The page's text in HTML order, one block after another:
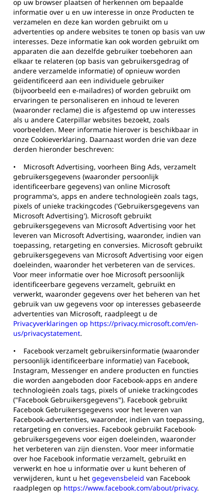
op uw browser plaatsen of herkennen om bepaalde
informatie over u en uw interesse in onze Producten te
verzamelen en deze kan worden gebruikt om u
advertenties op andere websites te tonen op basis van uw
interesses. Deze informatie kan ook worden gebruikt om
apparaten die aan dezelfde gebruiker toebehoren aan
elkaar te relateren (op basis van gebruikersgedrag of
andere verzamelde informatie) of opnieuw worden
geïdentificeerd aan een individuele gebruiker
(bijvoorbeeld een e-mailadres) of worden gebruikt om
ervaringen te personaliseren en inhoud te leveren
(waaronder reclame) die is afgestemd op uw interesses
als u andere Caterpillar websites bezoekt, zoals
voorbeelden. Meer informatie hierover is beschikbaar in
onze Cookieverklaring. Daarnaast worden drie van deze
derden hieronder beschreven:
•
Microsoft Advertising, voorheen Bing Ads, verzamelt
gebruikersgegevens (waaronder persoonlijk
identificeerbare gegevens) van online Microsoft
programma's, apps en andere technologieën zoals tags,
pixels of unieke trackingcodes ('Gebruikersgegevens van
Microsoft Advertising'). Microsoft gebruikt
gebruikersgegevens van Microsoft Advertising voor het
leveren van Microsoft Advertising, waaronder, indien van
toepassing, retargeting en conversies. Microsoft gebruikt
gebruikersgegevens van Microsoft Advertising voor eigen
doeleinden, waaronder het verbeteren van de services.
Voor meer informatie over hoe Microsoft persoonlijk
identificeerbare gegevens verzamelt, gebruikt en
verwerkt, waaronder gegevens over het beheren van het
gebruik van uw gegevens voor op interesses gebaseerde
advertenties van Microsoft, raadpleegt u de
Privacyverklaringen op https://privacy.microsoft.com/en-
us/privacystatement.
•
Facebook verzamelt gebruikersinformatie (waaronder
persoonlijk identificeerbare informatie) van Facebook,
Instagram, Messenger en andere producten en functies
die worden aangeboden door Facebook-apps en andere
technologieën zoals tags, pixels of unieke trackingcodes
("Facebook Gebruikersgegevens"). Facebook gebruikt
Facebook Gebruikersgegevens voor het leveren van
Facebook-advertenties, waaronder, indien van toepassing,
retargeting en conversies. Facebook gebruikt Facebook-
gebruikersgegevens voor eigen doeleinden, waaronder
het verbeteren van zijn diensten. Voor meer informatie
over hoe Facebook informatie verzamelt, gebruikt en
verwerkt en hoe u informatie over u kunt beheren of
verwijderen, kunt u het gegevensbeleid van Facebook
raadplegen op https://www.facebook.com/about/privacy.